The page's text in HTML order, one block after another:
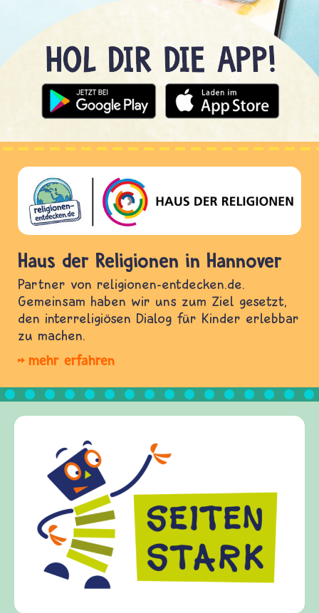
Haus der Religionen in Hannover
Partner von religionen-entdecken.de.
Gemeinsam haben wir uns zum Ziel gesetzt,
den interreligiösen Dialog für Kinder erlebbar
zu machen.
mehr erfahren
frieden-
Kinder, Eltern
Fragen von
Gewalt
diesem
fragen.de